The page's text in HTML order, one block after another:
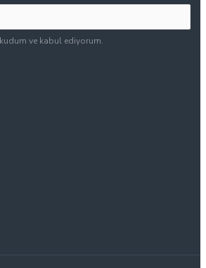
ve kabul ediyorum.